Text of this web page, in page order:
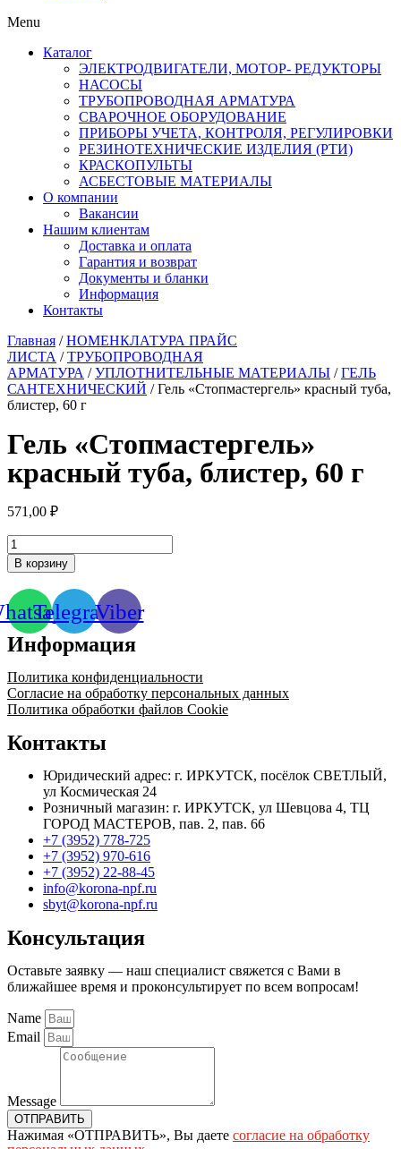
Menu
Каталог
ЭЛЕКТРОДВИГАТЕЛИ, МОТОР- РЕДУКТОРЫ
НАСОСЫ
ТРУБОПРОВОДНАЯ АРМАТУРА
СВАРОЧНОЕ ОБОРУДОВАНИЕ
ПРИБОРЫ УЧЕТА, КОНТРОЛЯ, РЕГУЛИРОВКИ
РЕЗИНОТЕХНИЧЕСКИЕ ИЗДЕЛИЯ (РТИ)
КРАСКОПУЛЬТЫ
АСБЕСТОВЫЕ МАТЕРИАЛЫ
О компании
Вакансии
Нашим клиентам
Доставка и оплата
Гарантия и возврат
Документы и бланки
Информация
Контакты
Главная /НОМЕНКЛАТУРА ПРАЙС
ЛИСТА /ТРУБОПРОВОДНАЯ
АРМАТУРА /УПЛОТНИТЕЛЬНЫЕ МАТЕРИАЛЫ /ГЕЛЬ
САНТЕХНИЧЕСКИЙ / Гель «Стопмастергель» красный туба,
блистер, 60 г
Гель «Стопмастергель»
красный туба, блистер, 60 г
571,00 ₽
Количество
товара
Гель
"Стопмастергель"
красный
туба,
блистер,
60
г
В корзину
TelegramViber
Информация
Политика конфиденциальности
Согласие на обработку персональных данных
Политика обработки файлов Cookie
Контакты
Юридический адрес: г. ИРКУТСК, посёлок СВЕТЛЫЙ,
ул Космическая 24
Розничный магазин: г. ИРКУТСК, ул Шевцова 4, ТЦ
ГОРОД МАСТЕРОВ, пав. 2, пав. 66
+7 (3952) 778-725
+7 (3952) 970-616
+7 (3952) 22-88-45
info@korona-npf.ru
sbyt@korona-npf.ru
Консультация
Оставьте заявку — наш специалист свяжется с Вами в
ближайшее время и проконсультирует по всем вопросам!
Name
Email
Message
ОТПРАВИТЬ
Нажимая «ОТПРАВИТЬ», Вы даете согласие на обработку